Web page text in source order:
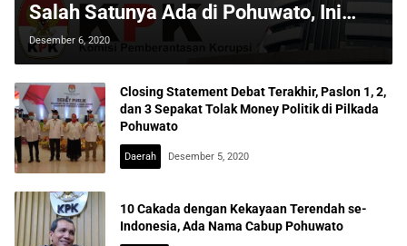
Salah Satunya Ada di Pohuwato, Ini
Dampak yang Dikhawatirkan Warga
Desember 6, 2020
Closing Statement Debat Terakhir, Paslon 1, 2,
dan 3 Sepakat Tolak Money Politik di Pilkada
Pohuwato
Daerah Desember 5, 2020
10 Cakada dengan Kekayaan Terendah se-
Indonesia, Ada Nama Cabup Pohuwato